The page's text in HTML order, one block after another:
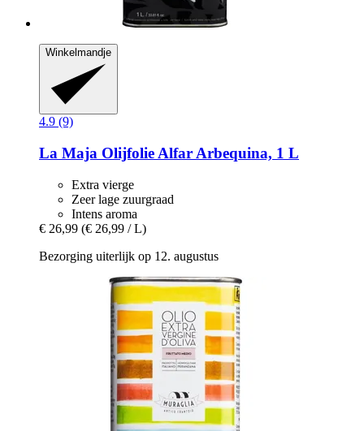
Winkelmandje
4.9 (9)
La Maja Olijfolie Alfar Arbequina, 1 L
Extra vierge
Zeer lage zuurgraad
Intens aroma
€ 26,99 (€ 26,99 / L)
Bezorging uiterlijk op 12. augustus